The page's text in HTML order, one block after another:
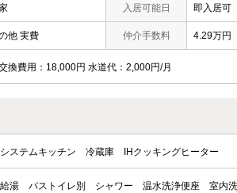
入居可能日 即入居可
他 実費 仲介手数料 4.29万円
換費用：18,000円 水道代：2,000円/月
システムキッチン 冷蔵庫 IHクッキングヒーター
給湯 バストイレ別 シャワー 温水洗浄便座 室内